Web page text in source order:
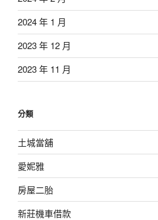
2024 年 1 月
2023 年 12 月
2023 年 11 月
分類
土城當舖
愛妮雅
房屋二胎
新莊機車借款